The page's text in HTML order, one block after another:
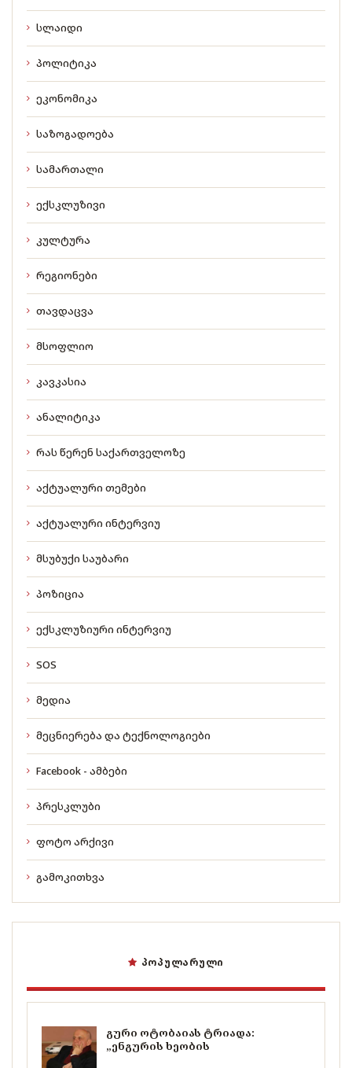
სლაიდი
პოლიტიკა
ეკონომიკა
საზოგადოება
სამართალი
ექსკლუზივი
კულტურა
რეგიონები
თავდაცვა
მსოფლიო
კავკასია
ანალიტიკა
რას წერენ საქართველოზე
აქტუალური თემები
აქტუალური ინტერვიუ
მსუბუქი საუბარი
პოზიცია
ექსკლუზიური ინტერვიუ
SOS
მედია
მეცნიერება და ტექნოლოგიები
Facebook - ამბები
პრესკლუბი
ფოტო არქივი
გამოკითხვა
ᲞᲝᲞᲣᲚᲐᲠᲣᲚᲘ
გური ოტობაიას ტრიადა:
„ენგურის ხეობის